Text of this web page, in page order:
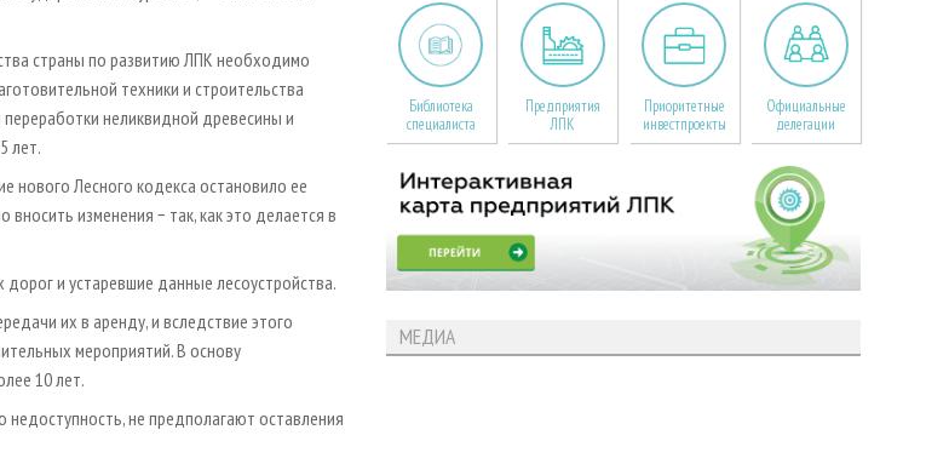
страны по развитию ЛПК необходимо
техники и строительства
неликвидной древесины и
лет.
нового Лесного кодекса остановило ее
изменения − так, как это делается в
и устаревшие данные лесоустройства.
их в аренду, и вследствие этого
мероприятий. В основу
10 лет.
не предполагают оставления
Библиотека
специалиста
Предприятия
ЛПК
Приоритетные
инвестпроекты
Официальные
делегации
МЕДИА